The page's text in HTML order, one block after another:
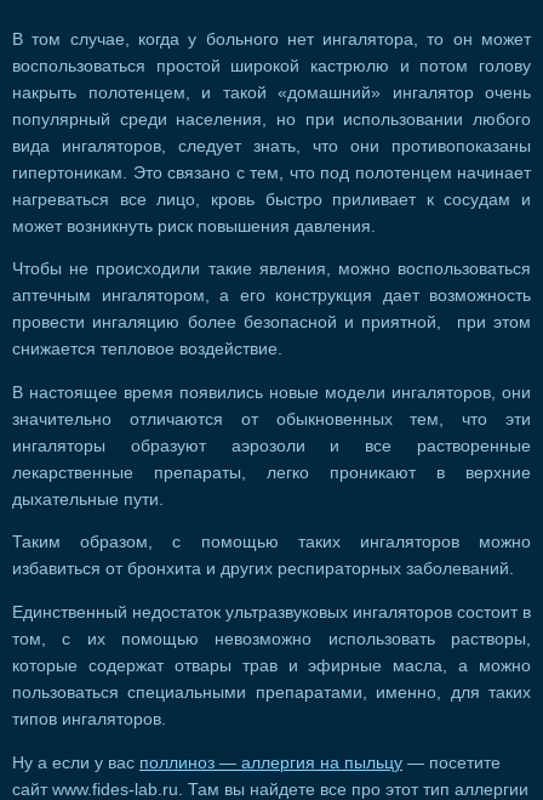
В том случае, когда у больного нет ингалятора, то он может
воспользоваться простой широкой кастрюлю и потом голову
накрыть полотенцем, и такой «домашний» ингалятор очень
популярный среди населения, но при использовании любого
вида ингаляторов, следует знать, что они противопоказаны
гипертоникам. Это связано с тем, что под полотенцем начинает
нагреваться все лицо, кровь быстро приливает к сосудам и
может возникнуть риск повышения давления.
Чтобы не происходили такие явления, можно воспользоваться
аптечным ингалятором, а его конструкция дает возможность
провести ингаляцию более безопасной и приятной, при этом
снижается тепловое воздействие.
В настоящее время появились новые модели ингаляторов, они
значительно отличаются от обыкновенных тем, что эти
ингаляторы образуют аэрозоли и все растворенные
лекарственные препараты, легко проникают в верхние
дыхательные пути.
Таким образом, с помощью таких ингаляторов можно
избавиться от бронхита и других респираторных заболеваний.
Единственный недостаток ультразвуковых ингаляторов состоит в
том, с их помощью невозможно использовать растворы,
которые содержат отвары трав и эфирные масла, а можно
пользоваться специальными препаратами, именно, для таких
типов ингаляторов.
Ну а если у вас поллиноз — аллергия на пыльцу — посетите
сайт www.fides-lab.ru. Там вы найдете все про этот тип аллергии